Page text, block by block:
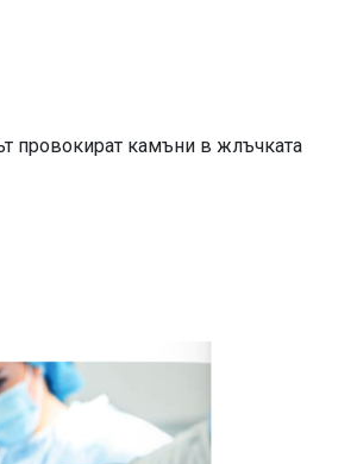
провокират камъни в жлъчката